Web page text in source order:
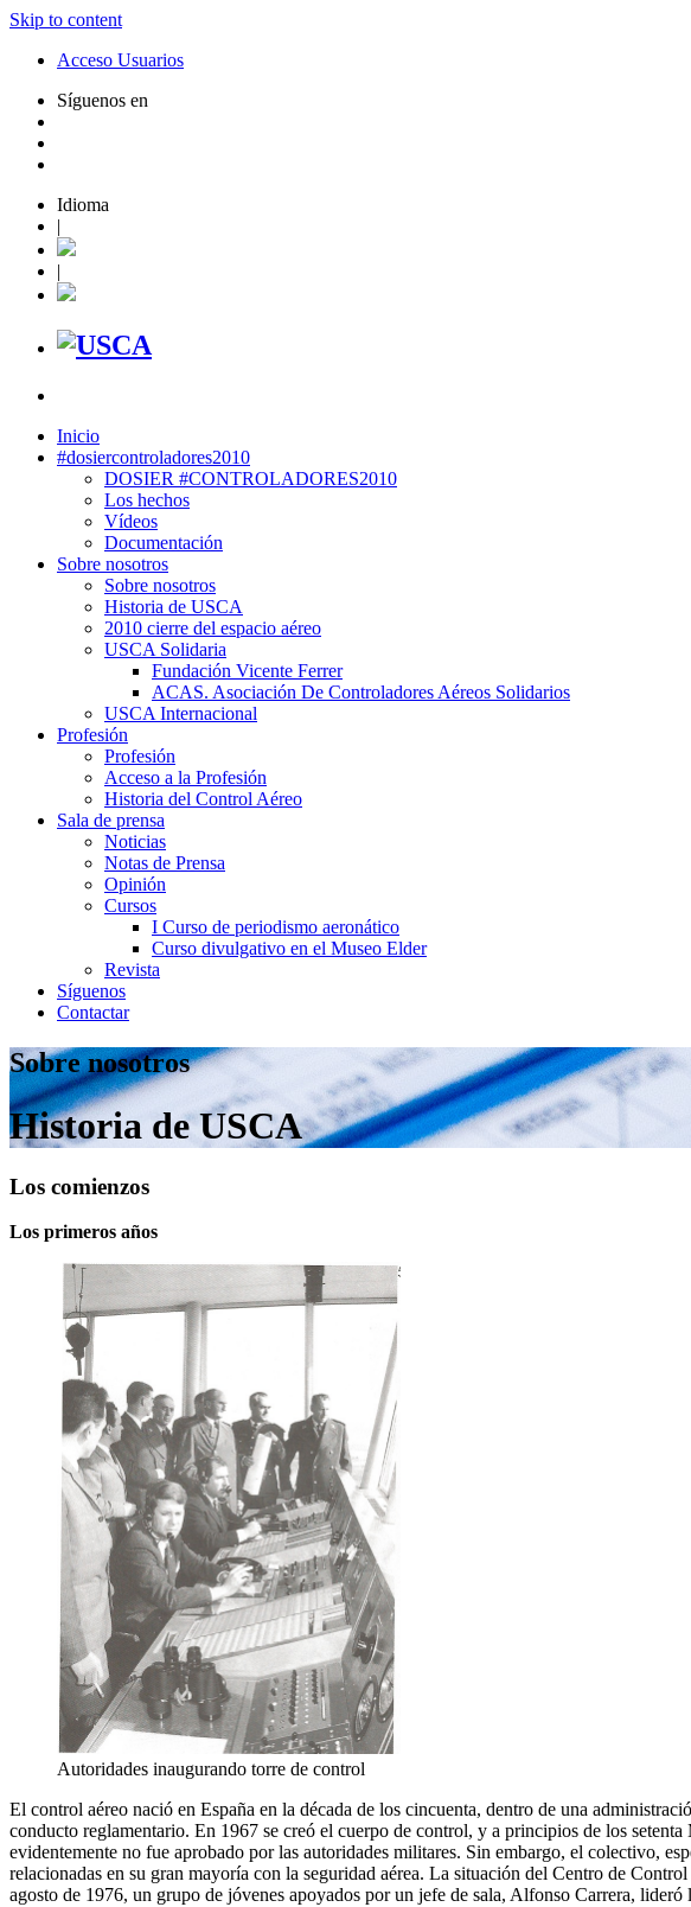
Skip to content
Acceso Usuarios
Síguenos en
Idioma
|
|
Inicio
#dosiercontroladores2010
DOSIER #CONTROLADORES2010
Los hechos
Vídeos
Documentación
Sobre nosotros
Sobre nosotros
Historia de USCA
2010 cierre del espacio aéreo
USCA Solidaria
Fundación Vicente Ferrer
ACAS. Asociación De Controladores Aéreos Solidarios
USCA Internacional
Profesión
Profesión
Acceso a la Profesión
Historia del Control Aéreo
Sala de prensa
Noticias
Notas de Prensa
Opinión
Cursos
I Curso de periodismo aeronático
Curso divulgativo en el Museo Elder
Revista
Síguenos
Contactar
Sobre nosotros
Historia de USCA
Los comienzos
Los primeros años
Autoridades inaugurando torre de control
El control aéreo nació en España en la década de los cincuenta, dentro de una
conducto reglamentario. En 1967 se creó el cuerpo de control, y a principios de los
evidentemente no fue aprobado por las autoridades militares. Sin embargo, el colectivo,
relacionadas en su gran mayoría con la seguridad aérea. La situación del Centro de
agosto de 1976, un grupo de jóvenes apoyados por un jefe de sala, Alfonso Carrera,